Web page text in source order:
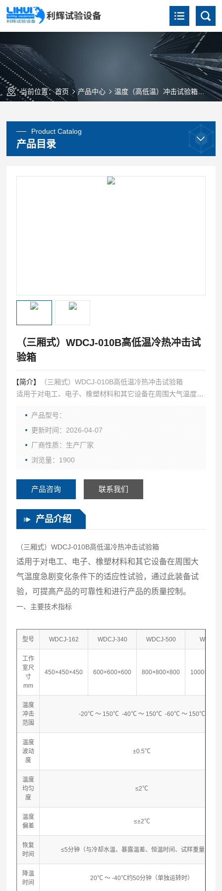
当前位置：首页 产品中心 温度（高低温）冲击试验箱 三
Product Catalog
产品目录
（三厢式）WDCJ-010B高低温冷热冲击试
验箱
【简介】
（三厢式）WDCJ-010B高低温冷热冲击试验箱
适用于对电工、电子、橡塑材料和其它设备在周围大气温度急
可靠性和进行产品的质量控制。
产品型号：
更新时间：2026-04-07
厂商性质：生产厂家
浏览量：1900
产品咨询 联系我们
产品介绍
（三厢式）WDCJ-010B高低温冷热冲击试验箱
适用于对电工、电子、橡塑材料和其它设备在周围大
气温度急剧变化条件下的适应性试验，通过此装备试
验，可提高产品的可靠性和进行产品的质量控制。
一、主要技术指标
型号 WDCJ-162 WDCJ-340 WDCJ-500 WDCJ-
工作
室尺
寸
mm
450×450×450 600×600×600 800×800×800
温度
冲击
范围
-20℃ ～ 150℃ -40℃ ～ 150℃ -60℃ ～ 150℃
温度
波动
度
±0.5℃
温度
均匀
度
≤2℃
温度
偏差
≤±2℃
恢复
时间
≤5分钟（与冷却水温、暴露温差、恒温时间、试样重量有关
降温
时间
20℃ ～ -40℃约50分钟（单独运转时）